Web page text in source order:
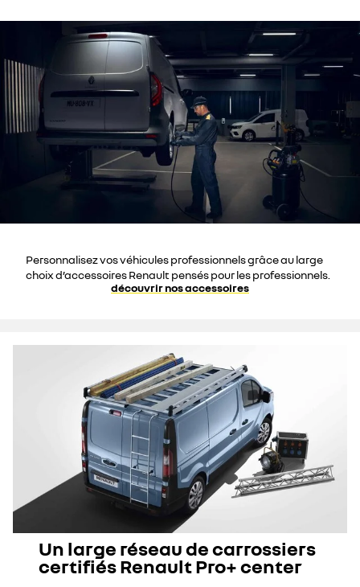
Personnalisez vos véhicules professionnels grâce au large
choix d’accessoires Renault pensés pour les professionnels.
découvrir nos accessoires
Un large réseau de carrossiers
certifiés Renault Pro+ center